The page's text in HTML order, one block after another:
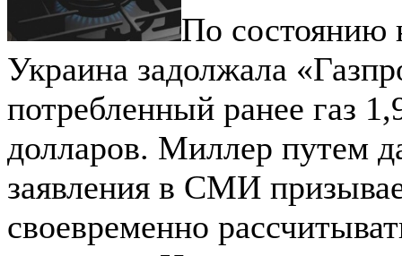
По состоянию
Украина задолжала
потребленный ранее газ
долларов. Миллер путем
заявления в СМИ
своевременно